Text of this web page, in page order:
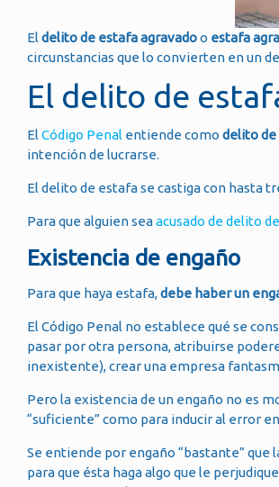
El delito de estafa agravadoo estafa
circunstancias que lo convierten en un
El delito de
El Código Penal entiende como delito
intención de lucrarse.
El delito de estafa se castiga con hasta
Para que alguien seaacusado de delito
Existencia de engaño
Para que haya estafa,debe haber un
El Código Penal no establece qué se
pasar por otra persona, atribuirse
inexistente), crear una empresa
Pero la existencia de un engaño no es
“suficiente” como para inducir al error
Se entiende por engaño “bastante”
para que ésta haga algo que le